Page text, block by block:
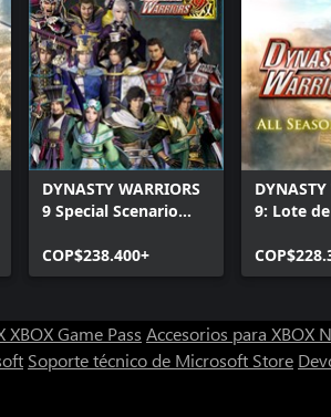
DYNASTY WARRIORS
9 Special Scenario
COP$238.400+
DYNASTY
9: Lote
XBOX Game Pass Accesorios para XBOX
Soporte técnico de Microsoft Store